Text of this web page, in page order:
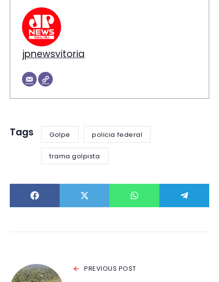
jpnewsvitoria
Tags Golpe policia federal
trama golpista
PREVIOUS POST